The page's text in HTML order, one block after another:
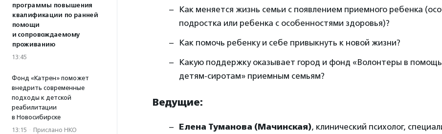
программы повышения
квалификации по ранней
помощи
и сопровождаемому
проживанию
13:45
Фонд «Катрен» поможет
внедрить современные
подходы к детской
реабилитации
в Новосибирске
13:15 · Прислано НКО
Как меняется жизнь семьи с появлением приемного ребенка
подростка или ребенка с особенностями здоровья)?
Как помочь ребенку и себе привыкнуть к новой жизни?
Какую поддержку оказывает город и фонд «Волонтеры в помощь
детям‑сиротам» приемным семьям?
Ведущие:
Елена Туманова (Мачинская), клинический психолог,